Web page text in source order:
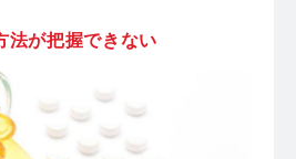
が把握できない